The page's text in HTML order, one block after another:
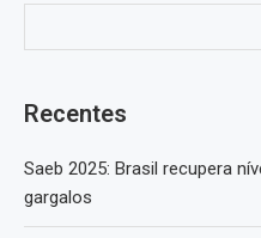
Recentes
Saeb 2025: Brasil recupera
gargalos